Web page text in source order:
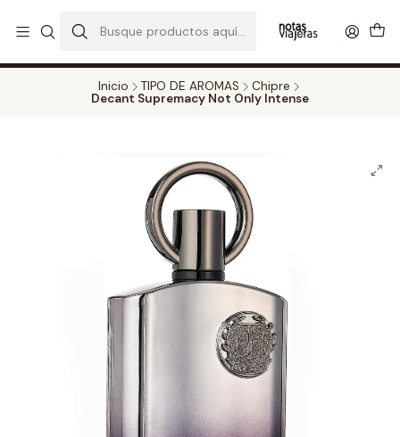
TODOS LOS DECANTS
Inicio TIPO DE AROMAS
Chipre
Decant Supremacy Not Only Intense